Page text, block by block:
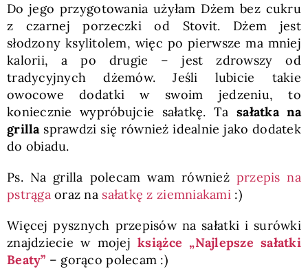
Do jego przygotowania użyłam Dżem bez cukru
z czarnej porzeczki od Stovit. Dżem jest
słodzony ksylitolem, więc po pierwsze ma mniej
kalorii, a po drugie – jest zdrowszy od
tradycyjnych dżemów. Jeśli lubicie takie
owocowe dodatki w swoim jedzeniu, to
koniecznie wypróbujcie sałatkę. Ta sałatka na
grillasprawdzi się również idealnie jako dodatek
do obiadu.
Ps. Na grilla polecam wam również przepis na
pstrągaoraz na sałatkę z ziemniakami:)
Więcej pysznych przepisów na sałatki i surówki
znajdziecie w mojejksiążce „Najlepsze sałatki
Beaty” – gorąco polecam :)